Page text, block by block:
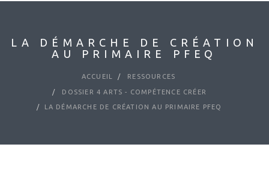
LA DÉMARCHE DE CRÉATION
AU PRIMAIRE PFEQ
ACCUEIL RESSOURCES
DOSSIER 4 ARTS - COMPÉTENCE CRÉER
LA DÉMARCHE DE CRÉATION AU PRIMAIRE PFEQ